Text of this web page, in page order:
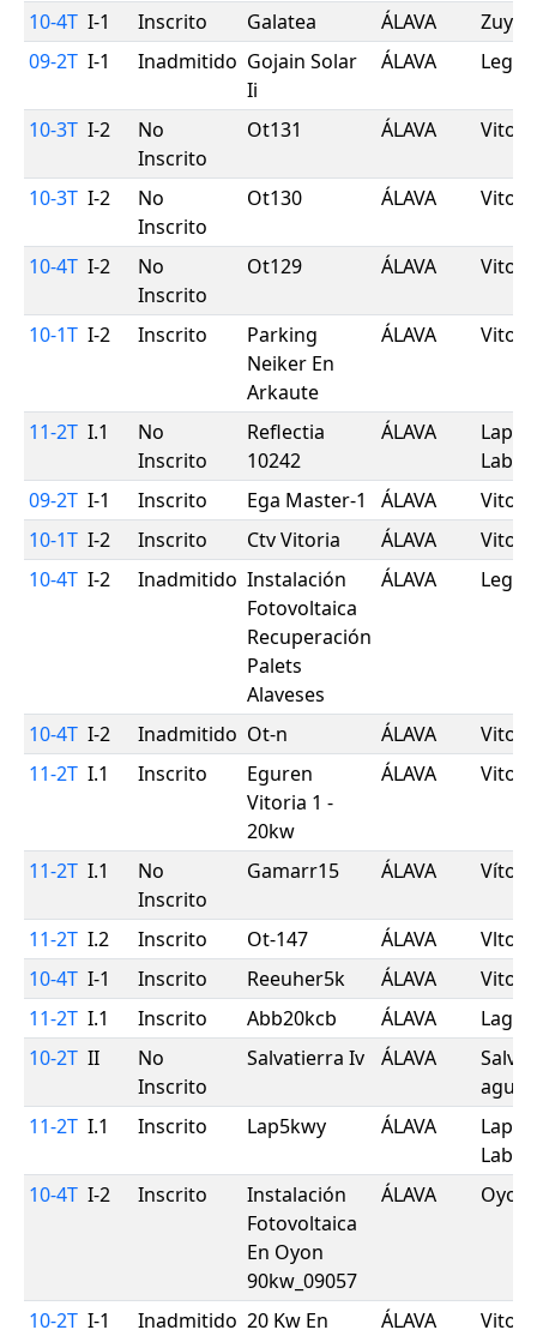
10-4T I-1 Inscrito Galatea ÁLAVA
Zuya
09-2T I-1 Inadmitido Gojain Solar
Ii
ÁLAVA
10-3T I-2
No
Inscrito
Ot131 ÁLAVA
10-3T I-2
No
Inscrito
Ot130 ÁLAVA
10-4T I-2
No
Inscrito
Ot129 ÁLAVA
10-1T I-2 Inscrito
Parking
Neiker En
Arkaute
ÁLAVA
11-2T I.1
No
Inscrito
Reflectia
10242
ÁLAVA
09-2T I-1 Inscrito Ega Master-1 ÁLAVA
10-1T I-2 Inscrito Ctv Vitoria ÁLAVA
10-4T I-2 Inadmitido Instalación
Fotovoltaica
Recuperación
Palets
Alaveses
ÁLAVA
10-4T I-2 Inadmitido Ot-n ÁLAVA
11-2T I.1 Inscrito
Eguren
Vitoria 1 -
20kw
ÁLAVA
11-2T I.1
No
Inscrito
Gamarr15 ÁLAVA
11-2T I.2 Inscrito Ot-147 ÁLAVA
10-4T I-1 Inscrito Reeuher5k ÁLAVA
11-2T I.1 Inscrito Abb20kcb ÁLAVA
10-2T II
No
Inscrito
Salvatierra Iv ÁLAVA
11-2T I.1 Inscrito Lap5kwy ÁLAVA
10-4T I-2 Inscrito
Instalación
Fotovoltaica
En Oyon
90kw_09057
ÁLAVA Oyon
10-2T I-1 Inadmitido 20 Kw En
ÁLAVA